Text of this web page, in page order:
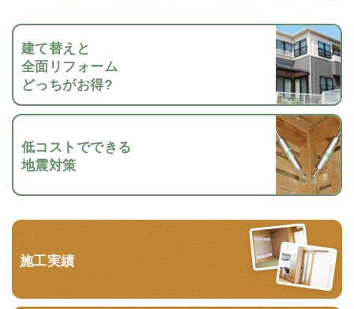
建て替えと
全面リフォーム
どっちがお得?
低コストでできる
地震対策
施工実績